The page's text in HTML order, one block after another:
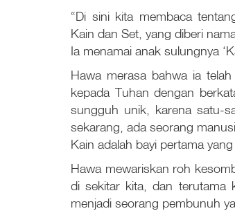
“Di sini kita membaca
Kain dan Set, yang diberi
Ia menamai anak sulungnya
Hawa merasa bahwa ia
kepada Tuhan dengan
sungguh unik, karena satu-
sekarang, ada seorang
Kain adalah bayi pertama
Hawa mewariskan roh
di sekitar kita, dan terutama
menjadi seorang pembunuh